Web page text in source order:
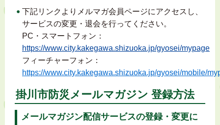
下記リンクよりメルマガ会員ページにアクセスし、
サービスの変更・退会を行ってください。
PC・スマートフォン：
https://www.city.kakegawa.shizuoka.jp/gyosei/mypage
フィーチャーフォン：
https://www.city.kakegawa.shizuoka.jp/gyosei/mobile/
掛川市防災メールマガジン 登録方法
メールマガジン配信サービスの登録・変更に